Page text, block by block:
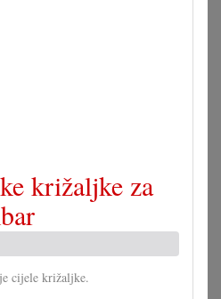
križaljke za
cijele križaljke.